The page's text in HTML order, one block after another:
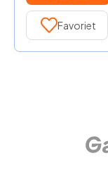
Favoriet